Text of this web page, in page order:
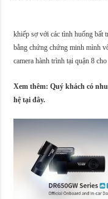
khiếp sợ với các tình huống bất
bằng chứng chứng minh mình
camera hành trình tại quận 8
Xem thêm: Quý khách có
hệ tại đây.